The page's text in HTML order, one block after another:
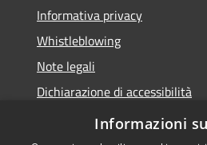
Informativa privacy
Whistleblowing
Note legali
Dichiarazione di accessibilità
Piano di miglioramento
Informazioni